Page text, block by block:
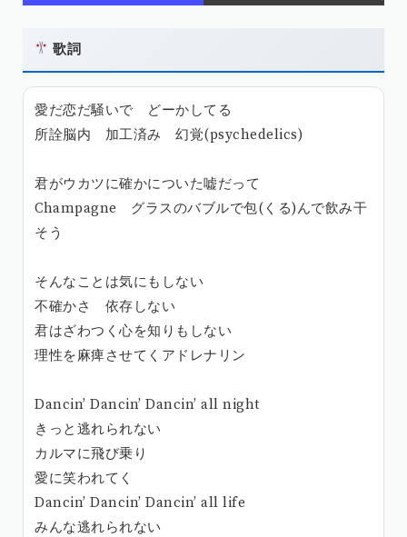
歌詞
愛だ恋だ騒いで どーかしてる
所詮脳内 加工済み 幻覚(psychedelics)
君がウカツに確かについた嘘だって
Champagne グラスのバブルで包(くる)んで飲み干
そう
そんなことは気にもしない
不確かさ 依存しない
君はざわつく心を知りもしない
理性を麻痺させてくアドレナリン
Dancin’ Dancin’ Dancin’ all night
きっと逃れられない
カルマに飛び乗り
愛に笑われてく
Dancin’ Dancin’ Dancin’ all life
みんな逃れられない